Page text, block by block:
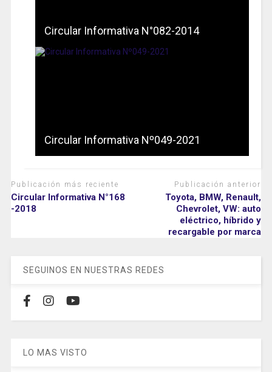
Circular Informativa N°082-2014
Circular Informativa Nº049-2021
Publicación más reciente
Circular Informativa N°168
-2018
Publicación anterior
Toyota, BMW, Renault,
Chevrolet, VW: auto
eléctrico, híbrido y
recargable por marca
SEGUINOS EN NUESTRAS REDES
LO MAS VISTO